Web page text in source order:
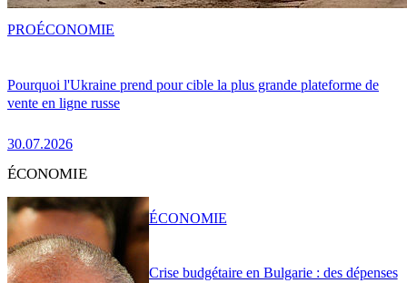
Pourquoi l'Ukraine prend pour cible la plus grande plateforme de
vente en ligne russe
30.07.2026
PROÉCONOMIE
ÉCONOMIE
Crise budgétaire en Bulgarie : des dépenses
ÉCONOMIE